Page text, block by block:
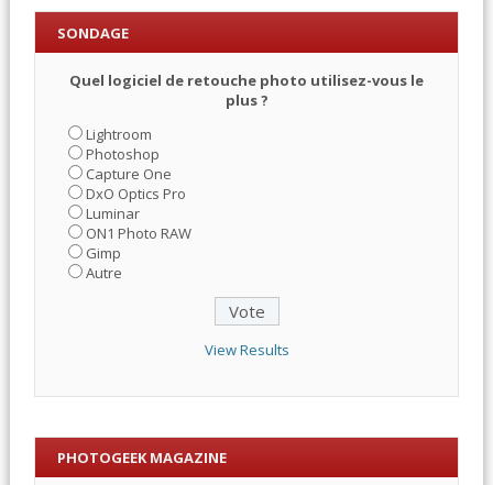
SONDAGE
Quel logiciel de retouche photo utilisez-vous le
plus ?
Lightroom
Photoshop
Capture One
DxO Optics Pro
Luminar
ON1 Photo RAW
Gimp
Autre
View Results
PHOTOGEEK MAGAZINE